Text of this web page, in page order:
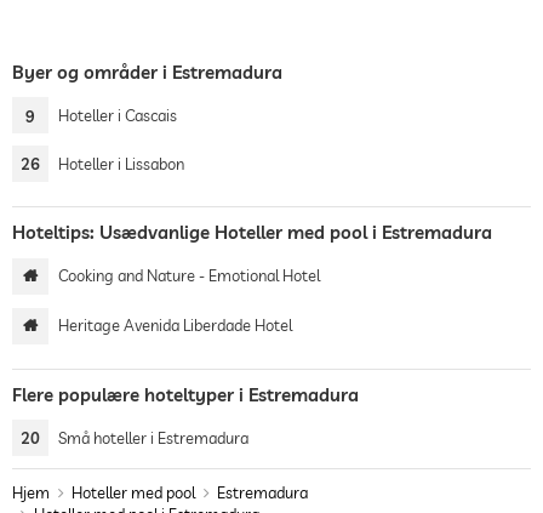
Byer og områder i Estremadura
9 Hoteller i Cascais
26 Hoteller i Lissabon
Hoteltips: Usædvanlige Hoteller med pool i Estremadura
Cooking and Nature - Emotional Hotel
Heritage Avenida Liberdade Hotel
Flere populære hoteltyper i Estremadura
20 Små hoteller i Estremadura
Hjem Hoteller med pool
Estremadura